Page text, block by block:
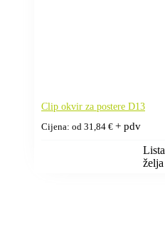
Clip okvir za postere D13
Cijena: od 31,84 € + pdv
Lista
želja